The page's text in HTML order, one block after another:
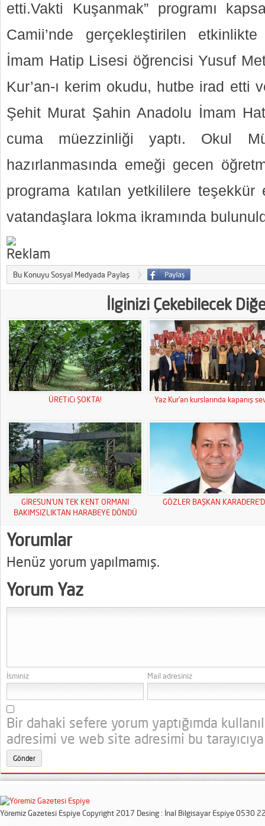
etti.Vakti Kuşanmak” programı
Camii’nde gerçekleştirilen
İmam Hatip Lisesi öğrencisi Yusuf
Kur’an-ı kerim okudu, hutbe irad etti
Şehit Murat Şahin Anadolu İmam
cuma müezzinliği yaptı. Okul
hazırlanmasında emeği gecen
programa katılan yetkililere teşekkür
vatandaşlara lokma ikramında
Bu Konuyu Sosyal Medyada Paylaş
İlginizi Çekebilecek
ÜRETiCi ŞOKTA! Yaz Kur’an kurslarında kapanış
GİRESUN’UN TEK KENT ORMANI
BAKIMSIZLIKTAN HARABEYE DÖNDÜ
GÖZLER BAŞKAN
Yorumlar
Henüz yorum yapılmamış.
Yorum Yaz
İsminiz Mail adresiniz
Bir dahaki sefere yorum yaptığımda
adresimi ve web site adresimi bu
Yöremiz Gazetesi Espiye Copyright 2017 Desing : İnal Bilgisayar Espiye 0530